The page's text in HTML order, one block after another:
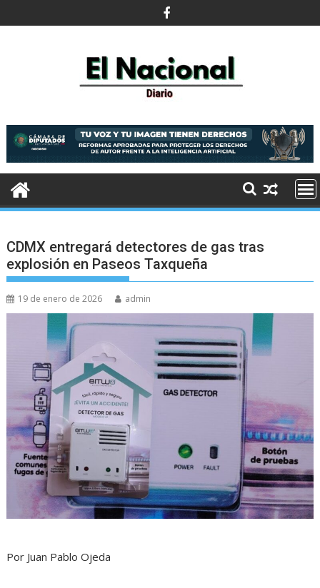
al
CDMX entregará detectores de gas tras
explosión en Paseos Taxqueña
19 de enero de 2026 admin
Por Juan Pablo Ojeda